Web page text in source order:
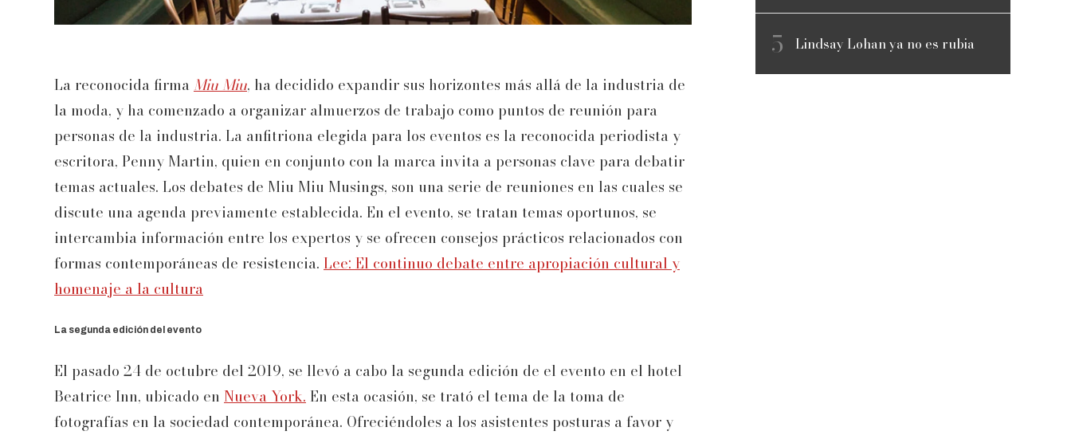
La reconocida firma Miu Miu, ha decidido expandir sus horizontes más allá de la industria de
la moda, y ha comenzado a organizar almuerzos de trabajo como puntos de reunión para
personas de la industria. La anfitriona elegida para los eventos es la reconocida periodista y
escritora, Penny Martin, quien en conjunto con la marca invita a personas clave para debatir
temas actuales. Los debates de Miu Miu Musings, son una serie de reuniones en las cuales se
discute una agenda previamente establecida. En el evento, se tratan temas oportunos, se
intercambia información entre los expertos y se ofrecen consejos prácticos relacionados con
formas contemporáneas de resistencia. Lee: El continuo debate entre apropiación cultural y
homenaje a la cultura
La segunda edición del evento
El pasado 24 de octubre del 2019, se llevó a cabo la segunda edición de el evento en el hotel
Beatrice Inn, ubicado en Nueva York. En esta ocasión, se trató el tema de la toma de
fotografías en la sociedad contemporánea. Ofreciéndoles a los asistentes posturas a favor y
Lindsay Lohan ya no es rubia